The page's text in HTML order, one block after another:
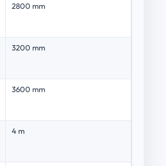
2800 mm
3200 mm
3600 mm
4 m